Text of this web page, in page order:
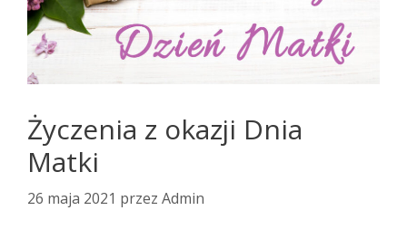
Życzenia z okazji Dnia
Matki
26 maja 2021 przez Admin